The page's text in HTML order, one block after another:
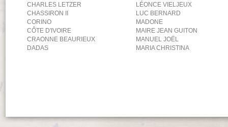
CHARLES LETZER
LÉONCE VIELJEUX
CHASSIRON II
LUC BERNARD
CORINO
MADONE
CÔTE D'IVOIRE
MAIRE JEAN GUITON
CRAONNE BEAURIEUX
MANUEL JOËL
DADAS
MARIA CHRISTINA